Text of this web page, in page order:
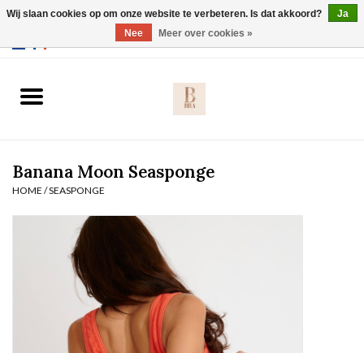
Slip
Body
Nachtmode
Banana Moon Seasponge
HOME /SEASPONGE
Wij slaan cookies op om onze website te verbeteren. Is dat akkoord?
Ja
Nee
Meer over cookies »
Webshop werkt met EU maten. .